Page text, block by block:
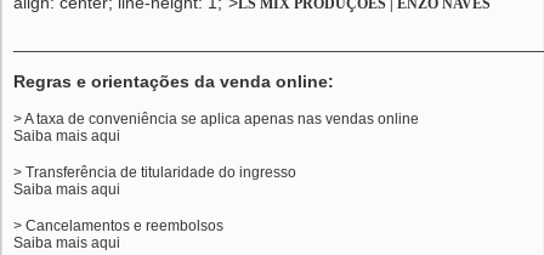
LS MIX PRODUÇÕES | ENZO NAVES
Regras e orientações da venda online:
> A taxa de conveniência se aplica apenas nas vendas online
Saiba mais aqui
> Transferência de titularidade do ingresso
Saiba mais aqui
> Cancelamentos e reembolsos
Saiba mais aqui